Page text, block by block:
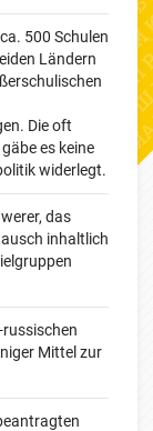
500 Schulen
Ländern
Die oft
es keine
widerlegt.
das
inhaltlich
Mittel zur